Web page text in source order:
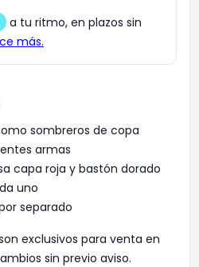
sombreros de copa
armas
capa roja y bastón dorado
uno
separado
exclusivos para venta en
sin previo aviso.